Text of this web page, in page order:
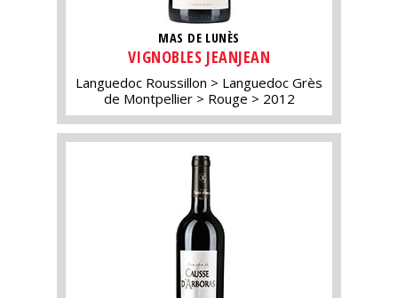
MAS DE LUNÈS
VIGNOBLES JEANJEAN
Languedoc Roussillon
Languedoc Grès
de Montpellier
Rouge 2012